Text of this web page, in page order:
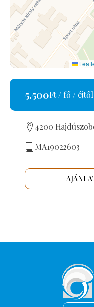
5.500Ft / fő / éjtől
4200
MA19022603